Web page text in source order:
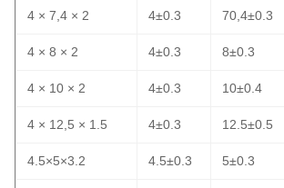
4 × 7,4 × 2 4±0.3 70,4±0.3
4 × 8 × 2 4±0.3 8±0.3
4 × 10 × 2 4±0.3 10±0.4
4 × 12,5 × 1.5 4±0.3 12.5±0.5
4.5×5×3.2 4.5±0.3 5±0.3